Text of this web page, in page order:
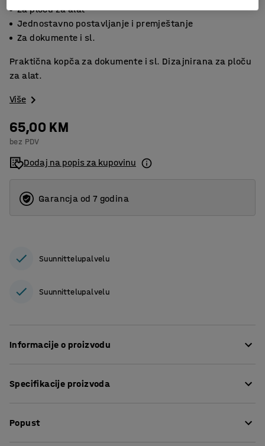
Za ploču za alat
Jednostavno postavljanje i premještanje
Za dokumente i sl.
Praktična kopča za dokumente i sl. Dizajnirana za ploču
za alat.
Više
65,00 KM
bez PDV
Dodaj na popis za kupovinu
Garancja od 7 godina
Suunnittelupalvelu
Suunnittelupalvelu
Informacije o proizvodu
stola. Kopča se može također koristiti za vješanje
to potrebno.
Specifikacije proizvoda
Oblik otvora
Popust